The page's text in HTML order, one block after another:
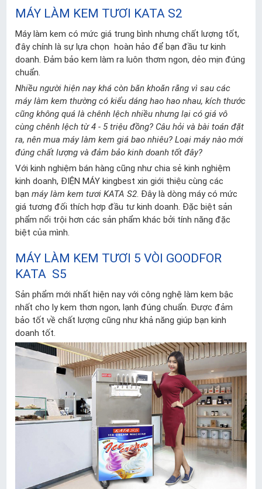
MÁY LÀM KEM TƯƠI KATA S2
Máy làm kem có mức giá trung bình nhưng chất lượng tốt,
đây chính là sự lựa chọn hoàn hảo để bạn đầu tư kinh
doanh. Đảm bảo kem làm ra luôn thơm ngon, dẻo mịn đúng
chuẩn.
Nhiều người hiện nay khá còn băn khoăn rằng vì sau các
máy làm kem thường có kiểu dáng hao hao nhau, kích thước
cũng không quá là chênh lệch nhiều nhưng lại có giá vô
cùng chênh lệch từ 4 - 5 triệu đồng? Câu hỏi và bài toán đặt
ra, nên mua máy làm kem giá bao nhiêu? Loại máy nào mới
đúng chất lượng và đảm bảo kinh doanh tốt đây?
Với kinh nghiệm bán hàng cũng như chia sẻ kinh nghiệm
kinh doanh, ĐIỆN MÁY kingbest xin giới thiệu cùng các
bạn máy làm kem tươi KATA S2. Đây là dòng máy có mức
giá tương đối thích hợp đầu tư kinh doanh. Đặc biệt sản
phẩm nổi trội hơn các sản phẩm khác bởi tính năng đặc
biệt của mình.
MÁY LÀM KEM TƯƠI 5 VÒI GOODFOR
KATA S5
Sản phẩm mới nhất hiện nay với công nghệ làm kem bậc
nhất cho ly kem thơn ngon, lạnh đúng chuẩn. Được đảm
bảo tốt về chất lượng cũng như khả năng giúp bạn kinh
doanh tốt.